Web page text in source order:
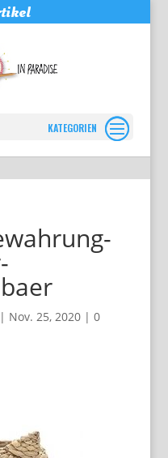
| Nov. 25, 2020| 0